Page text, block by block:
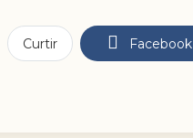
Curtir Facebook